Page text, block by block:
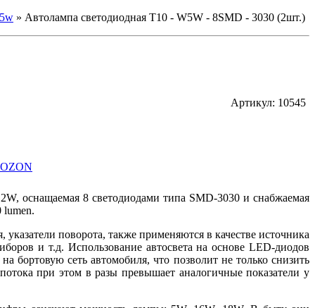
» Автолампа светодиодная T10 - W5W - 8SMD - 3030 (2шт.)
Артикул: 10545
оснащаемая 8 светодиодами типа SMD-3030 и снабжаемая
lumen.
поворота, также применяются в качестве источника
и т.д. Использование автосвета на основе LED-диодов
бортовую сеть автомобиля, что позволит не только снизить
при этом в разы превышает аналогичные показатели у